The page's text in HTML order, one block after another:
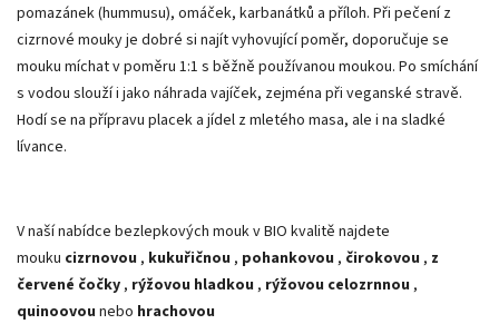
pomazánek (hummusu), omáček, karbanátků a příloh. Při pečení z
cizrnové mouky je dobré si najít vyhovující poměr, doporučuje se
mouku míchat v poměru 1:1 s běžně používanou moukou. Po smíchání
s vodou slouží i jako náhrada vajíček, zejména při veganské stravě.
Hodí se na přípravu placek a jídel z mletého masa, ale i na sladké
lívance.
V naší nabídce bezlepkových mouk v BIO kvalitě najdete
mouku cizrnovou , kukuřičnou , pohankovou , čirokovou , z
červené čočky , rýžovou hladkou , rýžovou celozrnnou ,
quinoovou nebo hrachovou